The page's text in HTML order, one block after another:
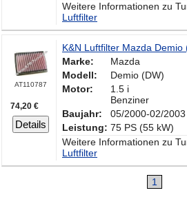
Weitere Informationen zu
Luftfilter
AT110787
74,20 €
Details
K&N Luftfilter Mazda Demio
Marke:
Mazda
Modell:
Demio (DW)
Motor:
1.5 i
Benziner
Baujahr:
05/2000-02/2003
Leistung: 75 PS (55 kW)
Weitere Informationen zu
Luftfilter
1